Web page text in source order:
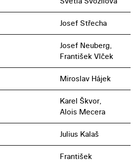
Josef Střecha
Josef Neuberg,
František Vlček
Miroslav Hájek
Karel Škvor,
Alois Mecera
Julius Kalaš
František